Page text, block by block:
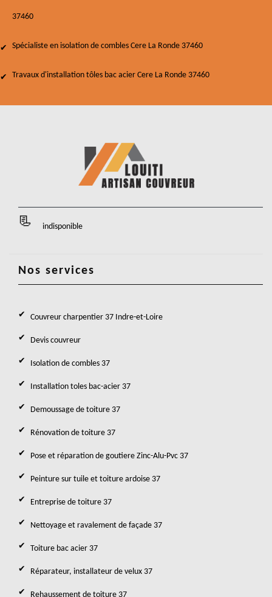
37460
Spécialiste en isolation de combles Cere La Ronde 37460
Travaux d'installation tôles bac acier Cere La Ronde 37460
indisponible
Nos services
Couvreur charpentier 37 Indre-et-Loire
Devis couvreur
Isolation de combles 37
Installation toles bac-acier 37
Demoussage de toiture 37
Rénovation de toiture 37
Pose et réparation de goutiere Zinc-Alu-Pvc 37
Peinture sur tuile et toiture ardoise 37
Entreprise de toiture 37
Nettoyage et ravalement de façade 37
Toiture bac acier 37
Réparateur, installateur de velux 37
Rehaussement de toiture 37